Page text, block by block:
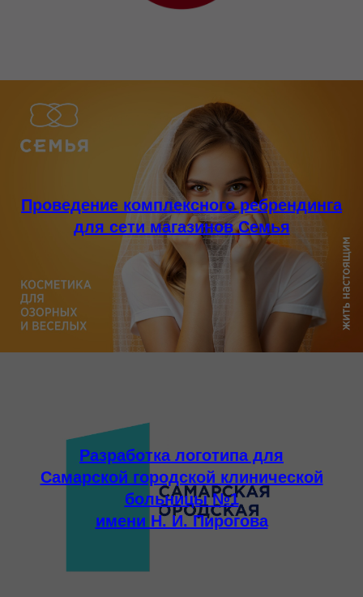
Проведение комплексного ребрендинга
для сети магазинов Семья
Разработка логотипа для
Самарской городской клинической
больницы №1
имени Н. И. Пирогова